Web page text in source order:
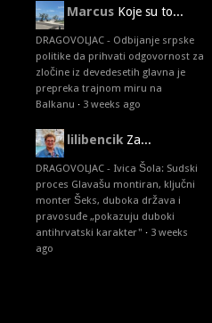
Marcus Koje su to...
DRAGOVOLJAC - Odbijanje srpske
politike da prihvati odgovornost za
zločine iz devedesetih glavna je
prepreka trajnom miru na
Balkanu · 3 weeks ago
lilibencik Za...
DRAGOVOLJAC - Ivica Šola: Sudski
proces Glavašu montiran, ključni
monter Šeks, duboka država i
pravosuđe „pokazuju duboki
antihrvatski karakter" · 3 weeks
ago